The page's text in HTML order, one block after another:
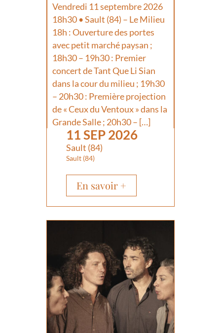
Vendredi 11 septembre 2026
18h30 • Sault (84) – Le Milieu
18h : Ouverture des portes
avec petit marché paysan ;
18h30 – 19h30 : Premier
concert de Tant Que Li Sian
dans la cour du milieu ; 19h30
– 20h30 : Première projection
de « Ceux du Ventoux » dans la
Grande Salle ; 20h30 – […]
11 SEP 2026
Sault (84)
Sault (84)
En savoir +